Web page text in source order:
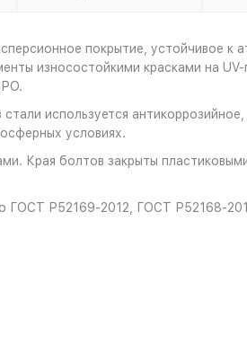
покрытие, устойчивое к
износостойкими красками на
используется антикоррозийное,
условиях.
Края болтов закрыты
ГОСТ Р52169-2012, ГОСТ Р52168-